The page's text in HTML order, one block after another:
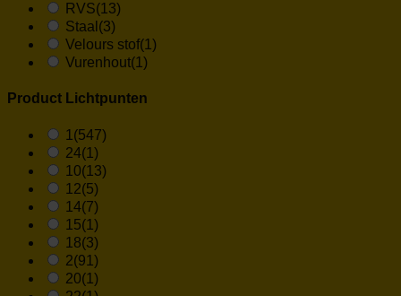
RVS(13)
Staal (3)
Velours stof(1)
Vurenhout(1)
Product Lichtpunten
1 (547)
24(1)
10(13)
12(5)
14(7)
15(1)
18(3)
2(91)
20(1)